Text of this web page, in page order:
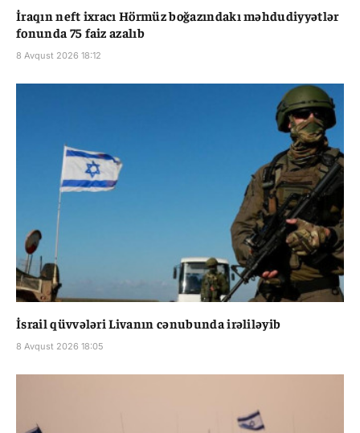
İraqın neft ixracı Hörmüz boğazındakı məhdudiyyətlər
fonunda 75 faiz azalıb
8 Avqust 2026 18:12
İsrail qüvvələri Livanın cənubunda irəliləyib
8 Avqust 2026 18:05